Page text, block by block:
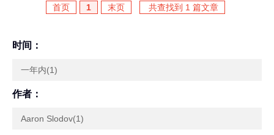
路亦将如此...首页 1 末页 共查找到 1 篇文章
时间：
一年内(1)
作者：
Aaron Slodov(1)